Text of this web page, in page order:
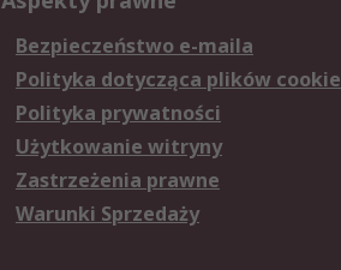
Bezpieczeństwo e-maila
Polityka dotycząca plików cookie
Polityka prywatności
Użytkowanie witryny
Zastrzeżenia prawne
Warunki Sprzedaży